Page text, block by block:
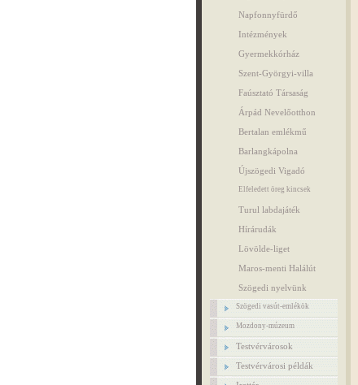
Napfonnyfürdő
Intézmények
Gyermekkórház
Szent-Györgyi-villa
Faúsztató Társaság
Árpád Nevelőotthon
Bertalan emlékmű
Barlangkápolna
Újszögedi Vigadó
Elfeledett öreg kincsek
Turul labdajáték
Hírárudák
Lövölde-liget
Maros-menti Halálút
Szögedi nyelvünk
Szögedi vasút-emlékök
Mozdony-múzeum
Testvérvárosok
Testvérvárosi példák